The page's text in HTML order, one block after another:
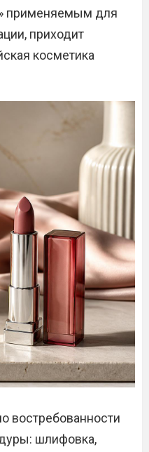
применяемым для
приходит
косметика
востребованности
шлифовка,